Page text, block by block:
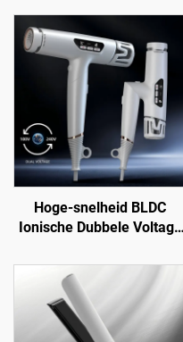
Hoge-snelheid BLDC
Ionische Dubbele Voltage